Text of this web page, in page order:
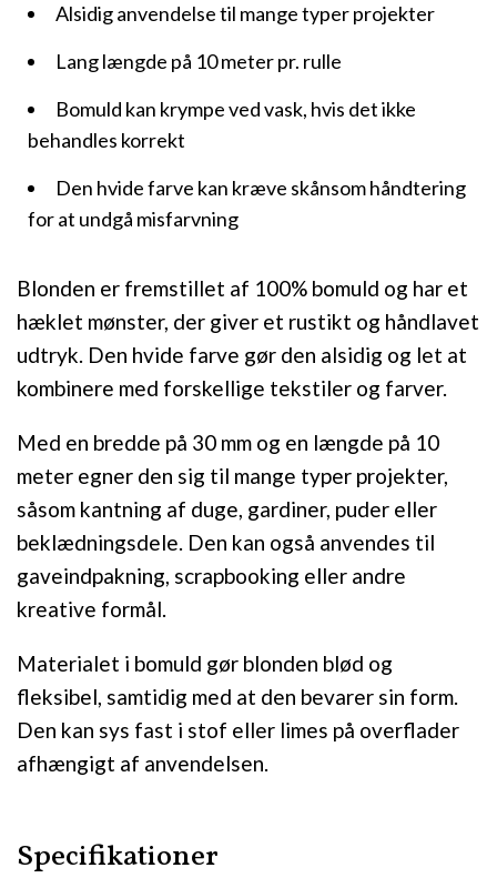
Blonden er fremstillet af 100% bomuld og har et
hæklet mønster, der giver et rustikt og håndlavet
udtryk. Den hvide farve gør den alsidig og let at
kombinere med forskellige tekstiler og farver.
Med en bredde på 30 mm og en længde på 10
meter egner den sig til mange typer projekter,
såsom kantning af duge, gardiner, puder eller
beklædningsdele. Den kan også anvendes til
gaveindpakning, scrapbooking eller andre
kreative formål.
Materialet i bomuld gør blonden blød og
fleksibel, samtidig med at den bevarer sin form.
Den kan sys fast i stof eller limes på overflader
afhængigt af anvendelsen.
Alsidig anvendelse til mange typer projekter
Lang længde på 10 meter pr. rulle
Bomuld kan krympe ved vask, hvis det ikke
behandles korrekt
Den hvide farve kan kræve skånsom håndtering
for at undgå misfarvning
Specifikationer